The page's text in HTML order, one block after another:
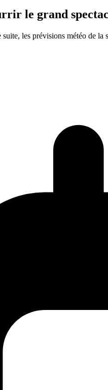
le grand
les prévisions météo de